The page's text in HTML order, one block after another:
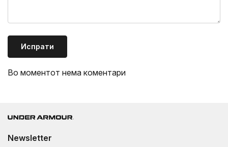
Испрати
Во моментот нема коментари
Newsletter